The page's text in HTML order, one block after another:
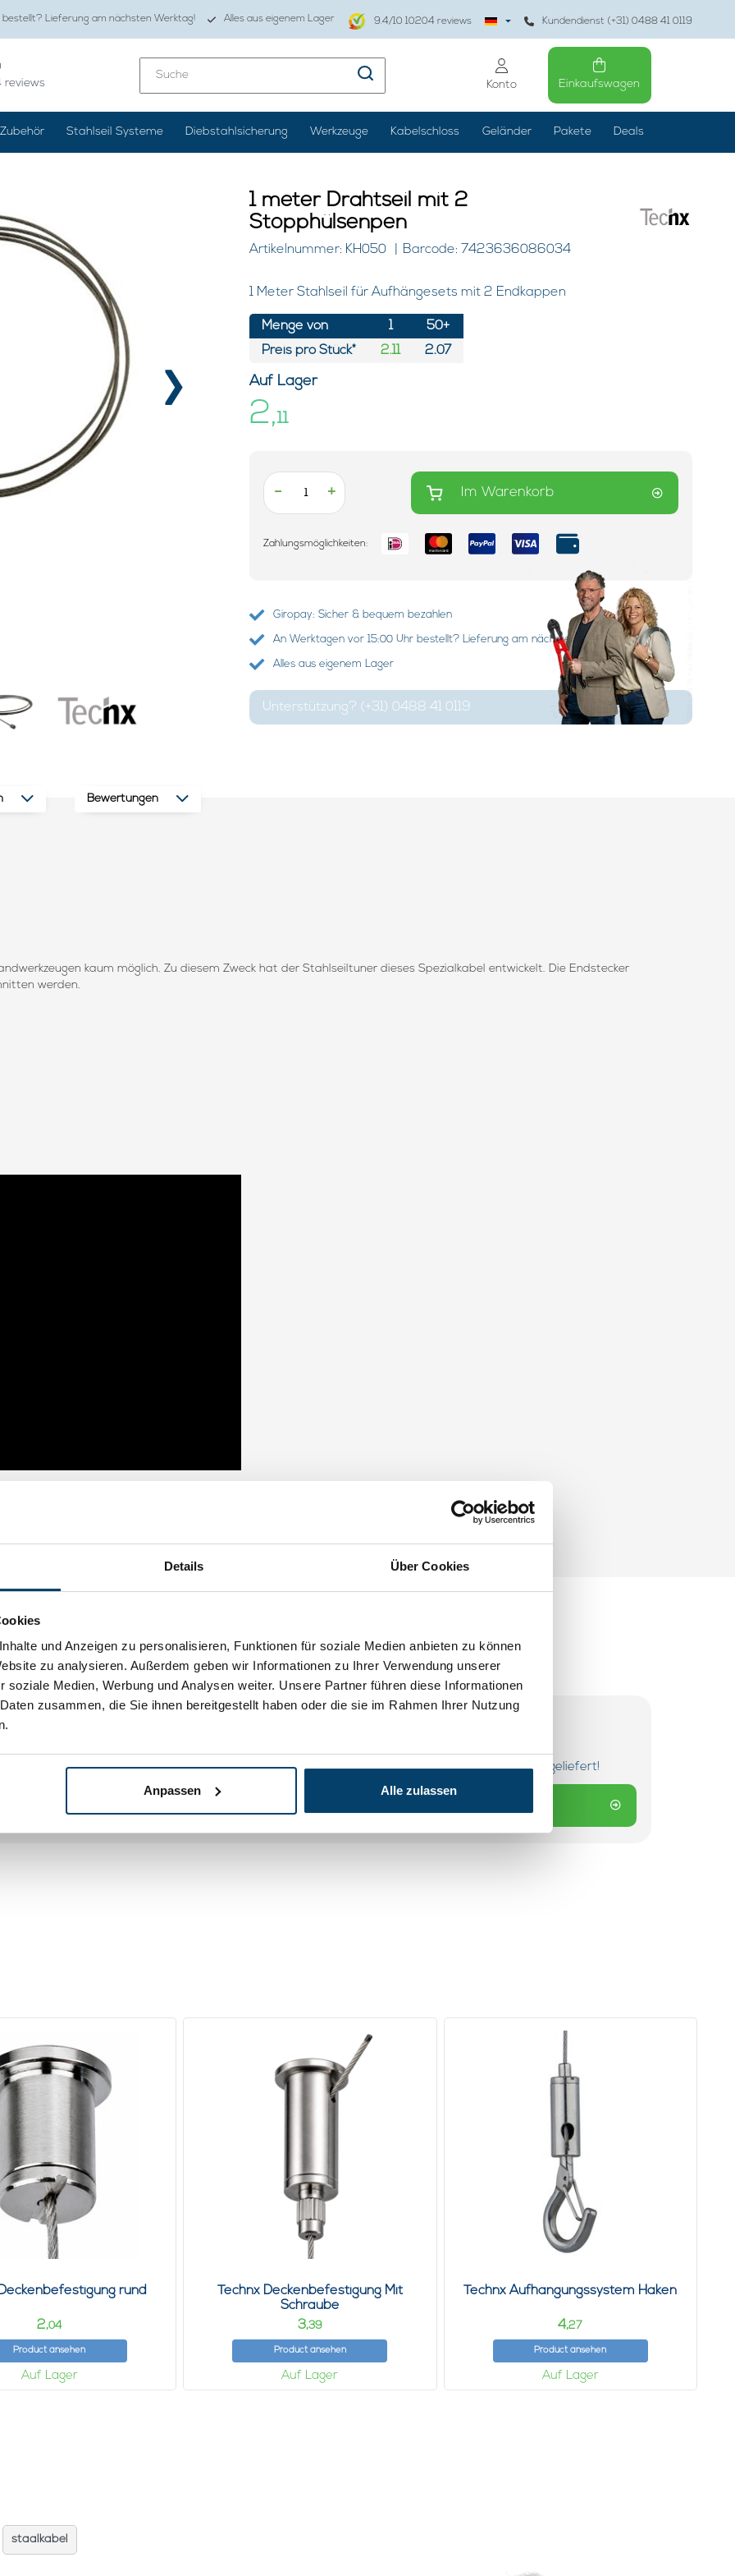
Details Über Cookies
und Anzeigen zu personalisieren, Funktionen für soziale Medien anbieten zu können
zu analysieren. Außerdem geben wir Informationen zu Ihrer Verwendung unserer
soziale Medien, Werbung und Analysen weiter. Unsere Partner führen diese Informationen
zusammen, die Sie ihnen bereitgestellt haben oder die sie im Rahmen Ihrer Nutzung
Anpassen Alle zulassen
Lieferung am nächsten Werktag! Alles aus eigenem Lager 9.4/10 10204 reviews Kundendienst (+31) 0488 41 0119
reviews Konto Einkaufswagen
Zubehör Stahlseil Systeme Diebstahlsicherung Werkzeuge Kabelschloss Geländer Pakete Deals
›
1 meter Drahtseil mit 2
Stopphülsenpen
Artikelnummer: KH050 Barcode: 7423636086034
1 Meter Stahlseil für Aufhängesets mit 2 Endkappen
Menge von
Preis pro Stück*
1
2.11
50+
2.07
Auf Lager
2,11
- + Im Warenkorb
Zahlungsmöglichkeiten:
Giropay: Sicher & bequem bezahlen
An Werktagen vor 15:00 Uhr bestellt? Lieferung am nächsten Werktag!
Alles aus eigenem Lager
Unterstützung? (+31) 0488 41 0119
Bewertungen
kaum möglich. Zu diesem Zweck hat der Stahlseiltuner dieses Spezialkabel entwickelt. Die Endstecker
werden.
mit 2
Werktags vor 15:00 Uhr bestellt? Am nächsten Werktag geliefert!
rund
2,04
Product ansehen
Auf Lager
Technx Deckenbefestigung Mit
Schraube
3,39
Product ansehen
Auf Lager
Technx Aufhängungssystem Haken
4,27
Product ansehen
Auf Lager
staalkabel